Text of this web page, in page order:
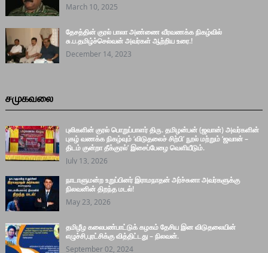
March 10, 2025
தேசத்தின் குரல் பாலா அண்ணை வீரவணக்க நிகழ்வில்
சு.ப.தமிழ்ச்செல்வன் அவர்கள் ஆற்றிய உரை.!
December 14, 2023
சமுகவலை
புலிகளின் குரல் பொறுப்பாளர் திரு. தமிழன்பன் (ஜவான்) அவர்களின்
புகழ் வணக்க நிகழ்வும் ‘விடுதலைச் சிற்பி’ நூல் மற்றும் ‘ஜவான் –
திடம் குன்றா தீக்குரல்’ இசைப்பேழை வெளியீடும்.
July 13, 2026
நாடாளுமன்ற உறுப்பினர் இராமநாதன் அர்ச்சுனா அவர்களுக்கு
நிலவனின் திறந்த மடல்!
May 23, 2026
தமிழீழ கலைபண்பாட்டுக் கழகம் தேசிய இன விடுதலையின்
எழுச்சி,புரட்சிக்கு வித்திட்டது – நிலவன்.
September 02, 2024